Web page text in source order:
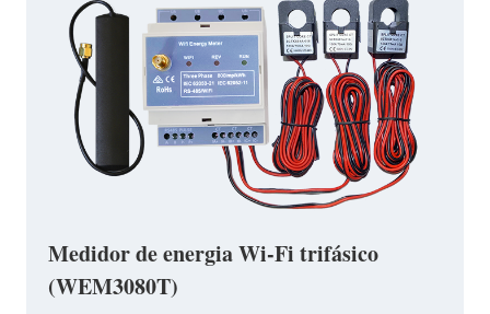
Medidor de energia Wi-Fi trifásico
(WEM3080T)